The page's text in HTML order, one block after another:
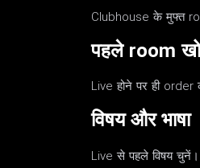
Clubhouse के मुफ्त
पहले room
Live होने पर ही order
विषय और भाषा
Live से पहले विषय चुनें।